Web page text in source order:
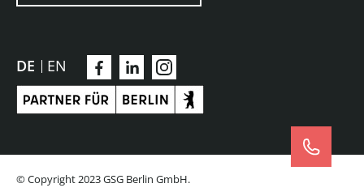
DE EN
© Copyright 2023 GSG Berlin GmbH.